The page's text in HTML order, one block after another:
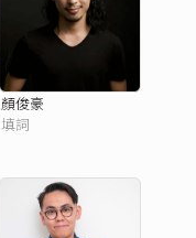
顏俊豪
填詞